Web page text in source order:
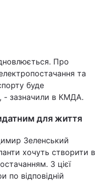
Про
та
буде
- зазначили в КМДА.
для життя
Зеленський
хочуть створити в
З цієї
по відповідній